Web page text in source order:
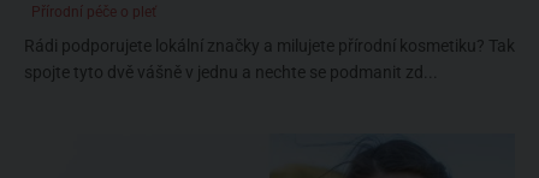
Přírodní péče o pleť
Rádi podporujete lokální značky a milujete přírodní kosmetiku? Tak
spojte tyto dvě vášně v jednu a nechte se podmanit zd...